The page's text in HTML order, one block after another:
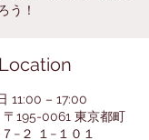
う！
11:00 – 17:00
195-0061 東京都町
−２ １−１０１